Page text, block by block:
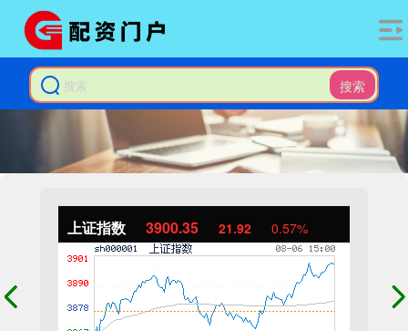
搜索
上证指数 3900.35 21.92 0.57%